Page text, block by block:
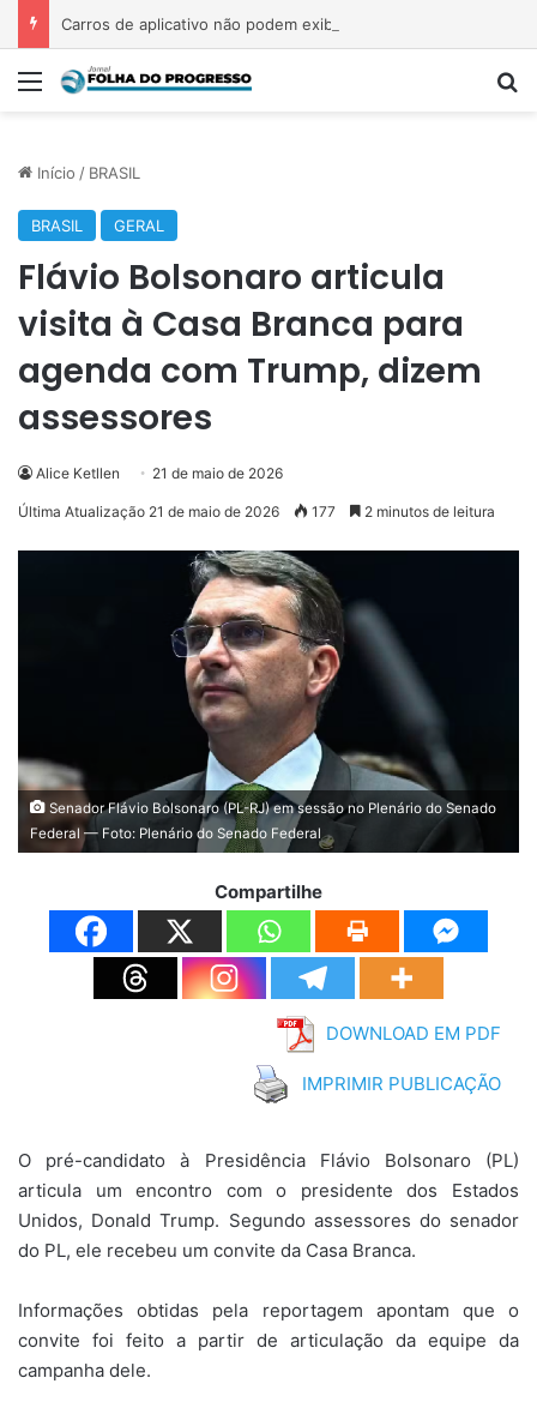
Menu
Início / BRASIL
BRASIL GERAL
Flávio Bolsonaro articula
visita à Casa Branca para
agenda com Trump, dizem
assessores
Alice Ketllen 21 de maio de 2026
Última Atualização 21 de maio de 2026 177 2 minutos de leitura
Senador Flávio Bolsonaro (PL-RJ) em sessão no Plenário do Senado
Federal — Foto: Plenário do Senado Federal
Compartilhe
DOWNLOAD EM PDF
IMPRIMIR PUBLICAÇÃO
O pré-candidato à Presidência Flávio Bolsonaro (PL)
articula um encontro com o presidente dos Estados
Unidos, Donald Trump. Segundo assessores do senador
do PL, ele recebeu um convite da Casa Branca.
Informações obtidas pela reportagem apontam que o
convite foi feito a partir de articulação da equipe da
campanha dele.